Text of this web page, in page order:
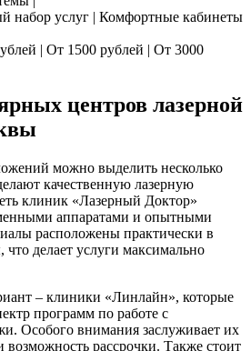
набор услуг | Комфортные кабинеты
| От 1500 рублей | От 3000
центров лазерной
можно выделить несколько
качественную лазерную
клиник «Лазерный Доктор»
аппаратами и опытными
расположены практически в
делает услуги максимально
– клиники «Линлайн», которые
программ по работе с
Особого внимания заслуживает их
возможность рассрочки. Также стоит